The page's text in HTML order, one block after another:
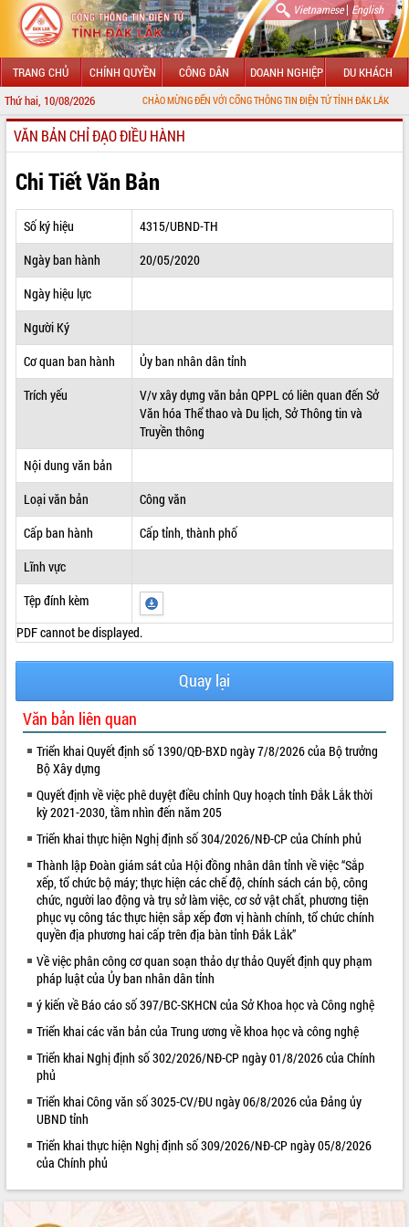
Vietnamese| English
TRANG CHỦ CHÍNH QUYỀN CÔNG DÂN DOANH NGHIỆP DU KHÁCH
Thứ hai, 10/08/2026CHÀO MỪNG ĐẾN VỚI CỔNG THÔNG TIN ĐIỆN TỬ TỈNH ĐẮK LẮK
GIỚI THIỆU
LÃNH ĐẠO UBND TỈNH
TIN TỨC SỰ KIỆN
SỞ, BAN, NGÀNH
THÔNG TIN CHỈ ĐẠO ĐIỀU HÀNH
HỆ THỐNG VĂN BẢN
VĂN BẢN HĐND TỈNH
QUY HOẠCH - KẾ HOẠCH
VIDEO
Trailer Lễ hội Sầu riêng Đắk Lắk năm
Khám bệnh, cấp phát thuốc miễn phí
và tặng quà người dân xã Cư Pui
Hội nghị UBND tỉnh Đắk Lắk thường kỳ
tháng 7/2026
Lễ truy tặng danh hiệu “Bà Mẹ Việt
Nam Anh hùng” và trao Huân chương
UBND tỉnh Đắk Lắk triển khai nhiệm
ALBUM ẢNH
VĂN BẢN CHỈ ĐẠO ĐIỀU HÀNH
Chi Tiết Văn Bản
Số ký hiệu
4315/UBND-TH
Ngày ban hành
20/05/2020
Ngày hiệu lực
Người Ký
Cơ quan ban hành
Ủy ban nhân dân tỉnh
Trích yếu
V/v xây dựng văn bản QPPL có liên quan đến Sở
Văn hóa Thể thao và Du lịch, Sở Thông tin và
Truyền thông
Nội dung văn bản
Loại văn bản
Công văn
Cấp ban hành
Cấp tỉnh, thành phố
Lĩnh vực
Tệp đính kèm
PDF cannot be displayed.
Quay lại
Văn bản liên quan
Triển khai Quyết định số 1390/QĐ-BXD ngày 7/8/2026 của Bộ trưởng
Bộ Xây dựng
Quyết định về việc phê duyệt điều chỉnh Quy hoạch tỉnh Đắk Lắk thời
kỳ 2021-2030, tầm nhìn đến năm 205
Triển khai thực hiện Nghị định số 304/2026/NĐ-CP của Chính phủ
Thành lập Đoàn giám sát của Hội đồng nhân dân tỉnh về việc “Sắp
xếp, tổ chức bộ máy; thực hiện các chế độ, chính sách cán bộ, công
chức, người lao động và trụ sở làm việc, cơ sở vật chất, phương tiện
phục vụ công tác thực hiện sắp xếp đơn vị hành chính, tổ chức chính
quyền địa phương hai cấp trên địa bàn tỉnh Đắk Lắk”
Về việc phân công cơ quan soạn thảo dự thảo Quyết định quy phạm
pháp luật của Ủy ban nhân dân tỉnh
ý kiến về Báo cáo số 397/BC-SKHCN của Sở Khoa học và Công nghệ
Triển khai các văn bản của Trung ương về khoa học và công nghệ
Triển khai Nghị định số 302/2026/NĐ-CP ngày 01/8/2026 của Chính
phủ
Triển khai Công văn số 3025-CV/ĐU ngày 06/8/2026 của Đảng ủy
UBND tỉnh
Triển khai thực hiện Nghị định số 309/2026/NĐ-CP ngày 05/8/2026
của Chính phủ